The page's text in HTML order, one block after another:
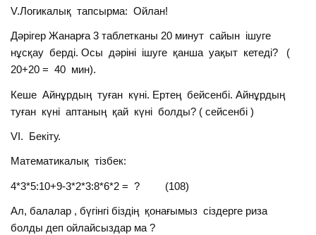
V.Логикалық тапсырма: Ойлан!
Дәрігер Жанарға 3 таблетканы 20 минут сайын ішуге
нұсқау берді. Осы дәріні ішуге қанша уақыт кетеді? (
20+20 = 40 мин).
Кеше Айнұрдың туған күні. Ертең бейсенбі. Айнұрдың
туған күні аптаның қай күні болды? ( сейсенбі )
VІ. Бекіту.
Математикалық тізбек:
4*3*5:10+9-3*2*3:8*6*2 = ? (108)
Ал, балалар , бүгінгі біздің қонағымыз сіздерге риза
болды деп ойлайсыздар ма ?